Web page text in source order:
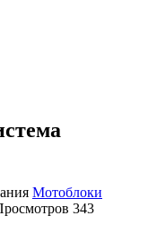
Мотоблоки
343